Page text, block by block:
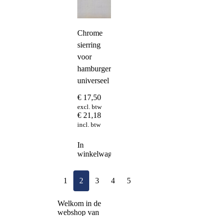
Chrome
sierring
voor
hamburgerachterlicht
universeel
€ 17,50
excl. btw
€ 21,18
incl. btw
In
winkelwagen
1 2 3 4 5
Welkom in de
webshop van